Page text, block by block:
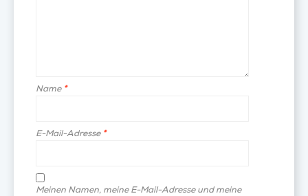
Name *
E-Mail-Adresse *
Meinen Namen, meine E-Mail-Adresse und meine